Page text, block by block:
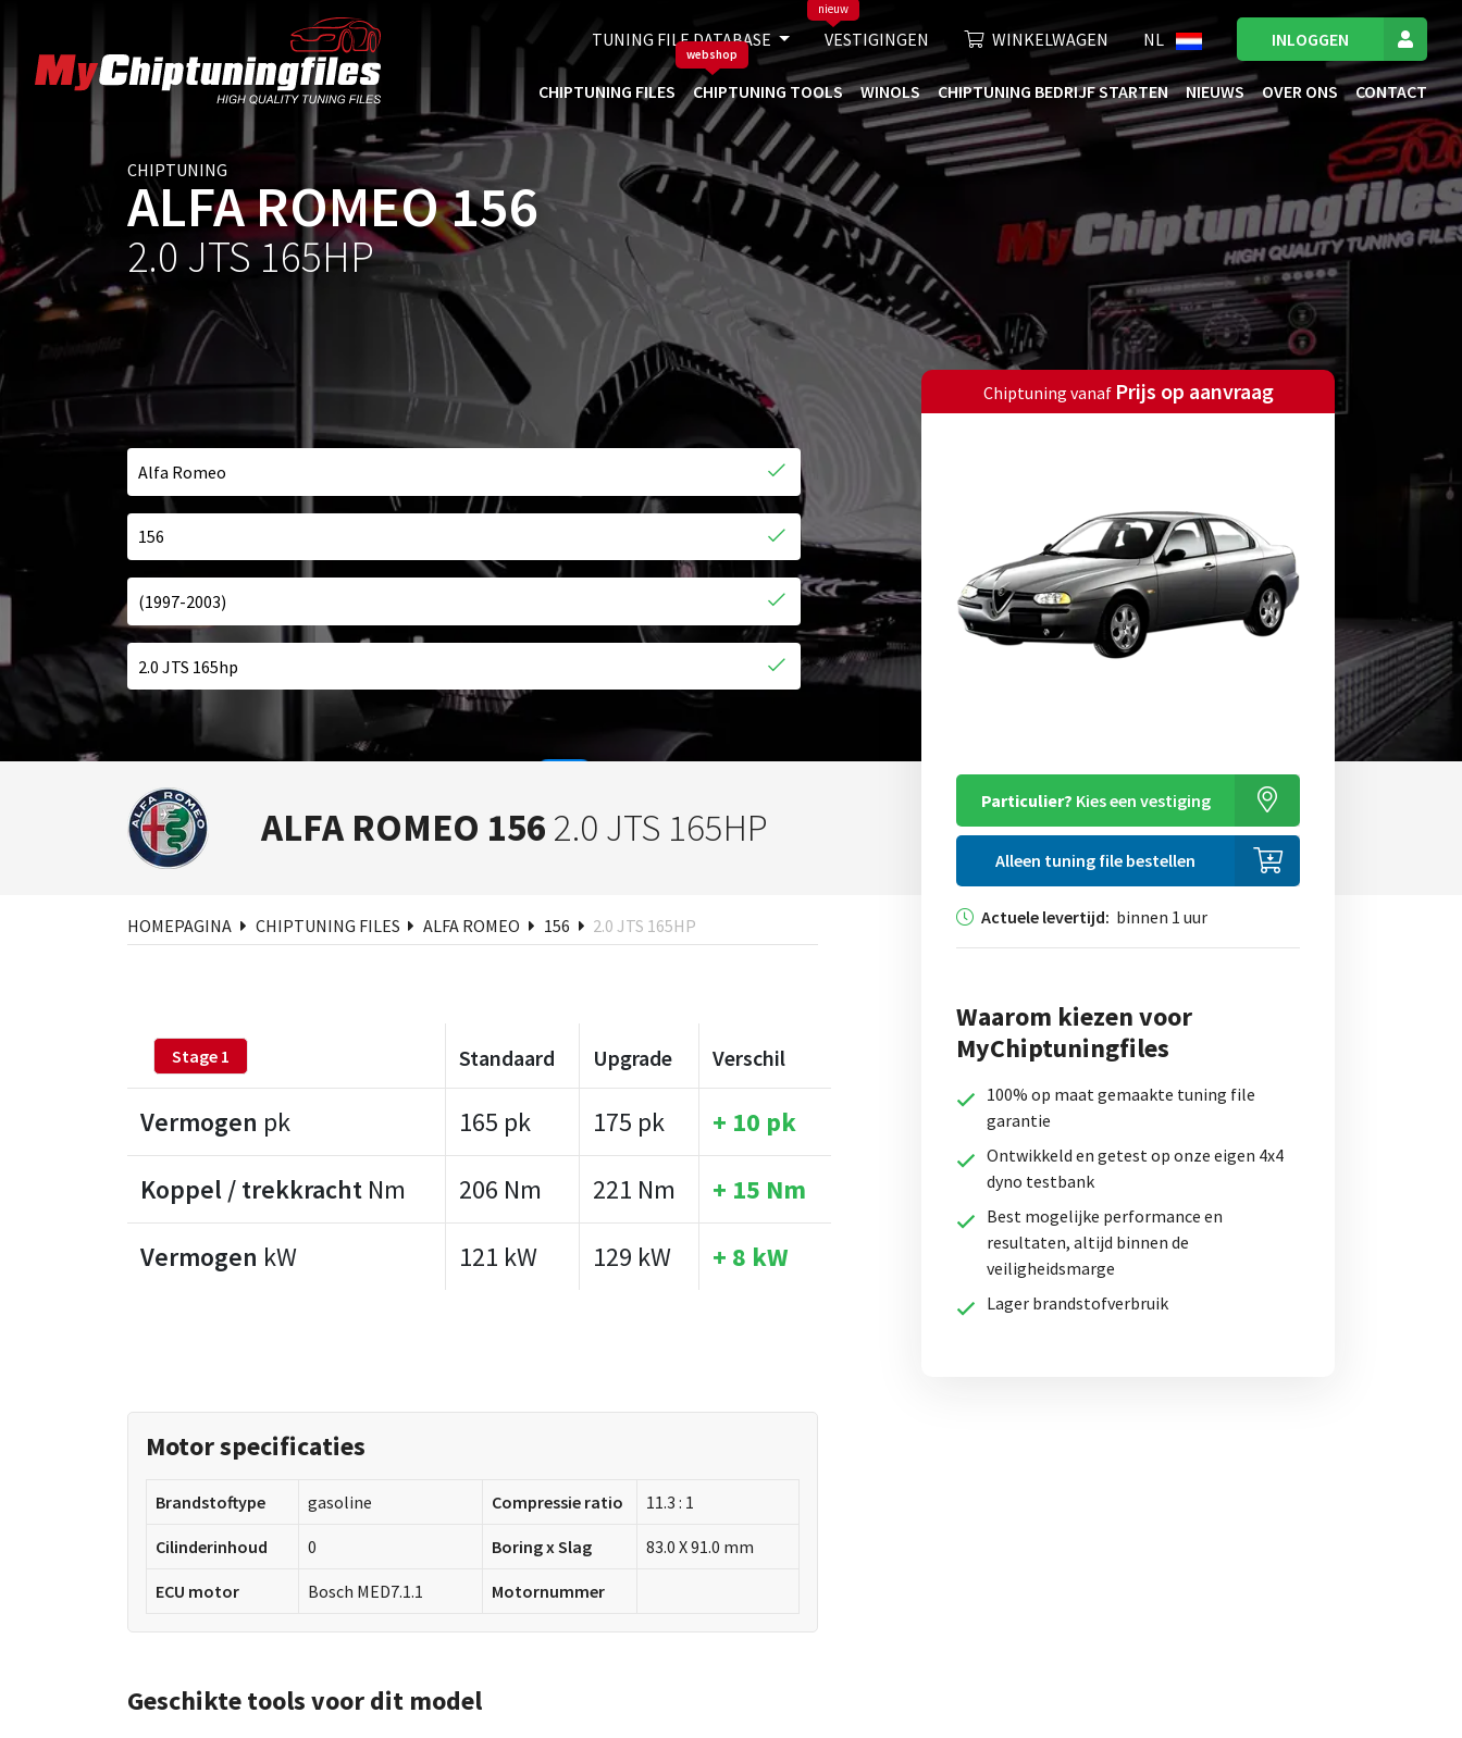
TUNING FILE DATABASE VESTIGINGEN
nieuw
WINKELWAGEN NL INLOGGEN
CHIPTUNING FILES CHIPTUNING TOOLS
webshop
WINOLS CHIPTUNING BEDRIJF STARTEN NIEUWS OVER ONS CONTACT
CHIPTUNING
ALFA ROMEO 156
2.0 JTS 165HP
Zoeken
Chiptuning vanaf Prijs op aanvraag
Particulier? Kies een vestiging
Alleen tuning file bestellen
Actuele levertijd: binnen 1 uur
Waarom kiezen voor
MyChiptuningfiles
100% op maat gemaakte tuning file
garantie
Ontwikkeld en getest op onze eigen 4x4
dyno testbank
Best mogelijke performance en
resultaten, altijd binnen de
veiligheidsmarge
Lager brandstofverbruik
ALFA ROMEO 156 2.0 JTS 165HP
HOMEPAGINA CHIPTUNING FILES ALFA ROMEO 156 2.0 JTS 165HP
Stage 1 Standaard Upgrade Verschil
Vermogen pk 165 pk 175 pk
+ 10 pk
Koppel / trekkracht Nm 206 Nm 221 Nm
+ 15 Nm
Vermogen kW 121 kW 129 kW + 8 kW
Motor specificaties
Brandstoftype gasoline Compressie ratio 11.3 : 1
Cilinderinhoud 0 Boring x Slag 83.0 X 91.0 mm
ECU motor Bosch MED7.1.1 Motornummer
Geschikte tools voor dit model